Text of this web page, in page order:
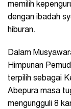
memilih
dengan ibadah
hiburan.
Dalam
Himpunan
terpilih sebagai
Abepura masa
mengungguli 8